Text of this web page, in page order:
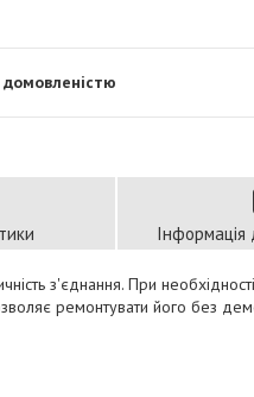
домовленістю
Інформація
з'єднання. При
ремонтувати його без